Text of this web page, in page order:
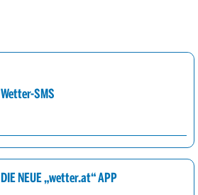
Wetter-SMS
DIE NEUE „wetter.at“ APP